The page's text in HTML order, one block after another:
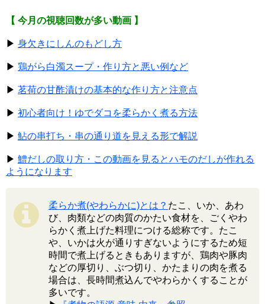
【 今月の視聴回数が多い動画 】
▶ 身欠きにしんのもどし方
▶ 鶏がら白濁スープ・作り方と悪い例など
▶ 茗荷の甘酢漬けの基本的な作り方と注意点
▶ 初心者向け！ゆでダコを柔らかく煮る方法
▶ 鮎の串打ち・串の通り道を見える形で解説
▶ 鱧だしの取り方・この動画を見るとハモのだしが作れる
ようになります
柔らか煮(やわらかに)とは？ たこ、いか、あわ
び、肉類などの肉質のかたい食材を、ごくやわ
らかく煮上げた料理につける総称です。たこ
や、いかは火が通りすぎないようにするため短
時間で煮上げるときもありますが、鶏肉や豚肉
などの厚切り、ぶつ切り、かたまりの肉を煮る
場合は、長時間煮込んでやわらかくすることが
多いです。